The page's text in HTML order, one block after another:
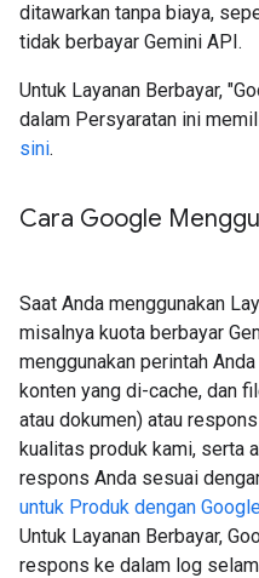
ditawarkan tanpa biaya,
tidak berbayar Gemini API.
Untuk Layanan Berbayar,
dalam Persyaratan ini
sini.
Cara Google
Saat Anda menggunakan
misalnya kuota berbayar
menggunakan perintah
konten yang di-cache, dan
atau dokumen) atau
kualitas produk kami, serta
respons Anda sesuai
untuk Produk dengan
Untuk Layanan Berbayar,
respons ke dalam log